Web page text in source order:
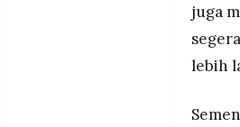
juga
lebih